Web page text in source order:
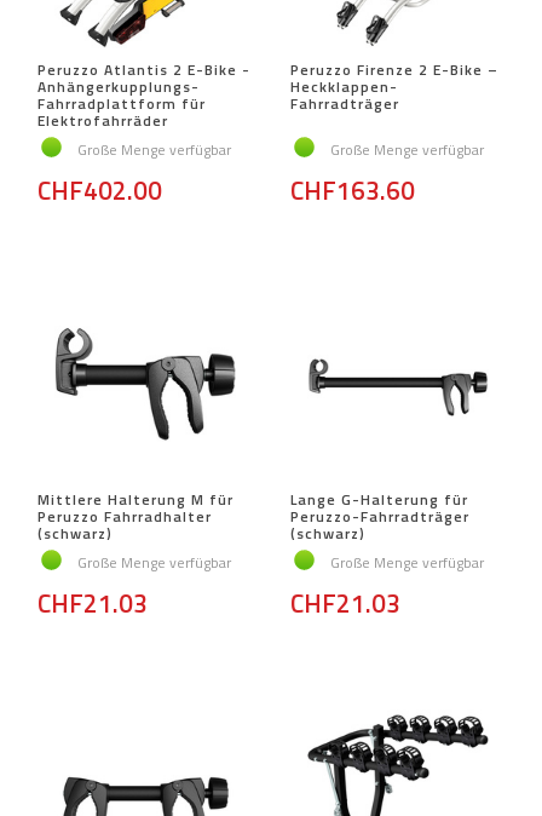
Peruzzo Atlantis 2 E-Bike -
Anhängerkupplungs-
Fahrradplattform für
Elektrofahrräder
Große Menge verfügbar
CHF402.00
Peruzzo Firenze 2 E-Bike –
Heckklappen-
Fahrradträger
Große Menge verfügbar
CHF163.60
Mittlere Halterung M für
Peruzzo Fahrradhalter
(schwarz)
Große Menge verfügbar
CHF21.03
Lange G-Halterung für
Peruzzo-Fahrradträger
(schwarz)
Große Menge verfügbar
CHF21.03